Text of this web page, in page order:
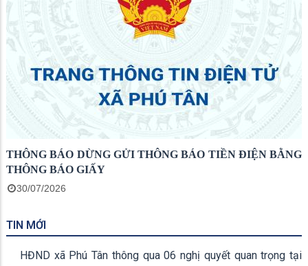
THÔNG BÁO DỪNG GỬI THÔNG BÁO TIỀN ĐIỆN BẰNG
THÔNG BÁO GIẤY
30/07/2026
TIN MỚI
HĐND xã Phú Tân thông qua 06 nghị quyết quan trọng tại